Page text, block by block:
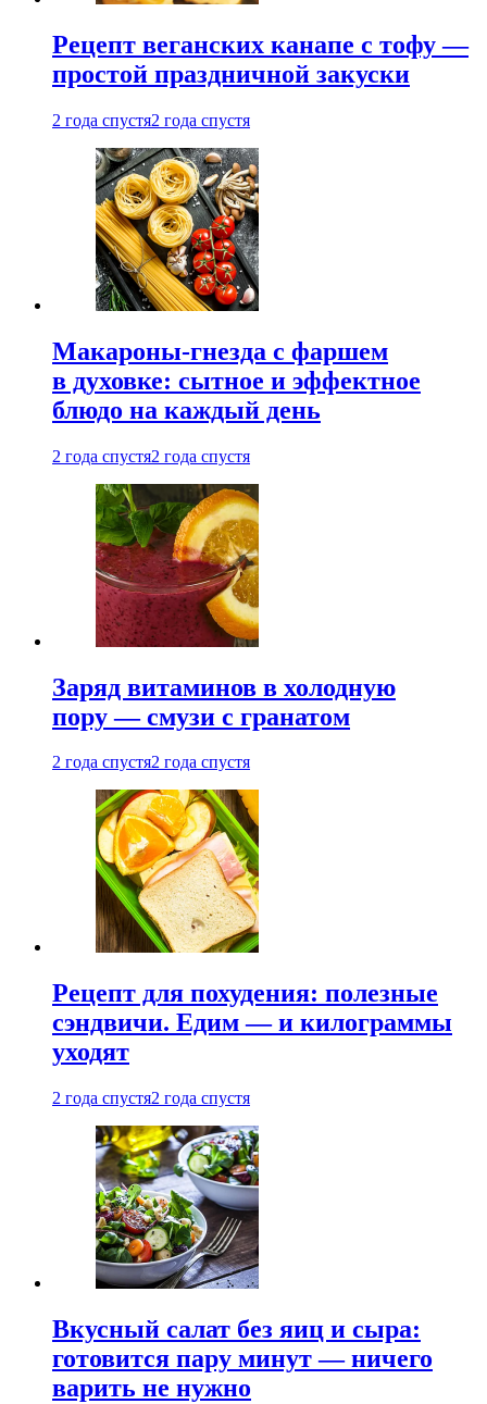
Рецепт веганских канапе с тофу —
простой праздничной закуски
2 года спустя2 года спустя
Макароны-гнезда с фаршем
в духовке: сытное и эффектное
блюдо на каждый день
2 года спустя2 года спустя
Заряд витаминов в холодную
пору — смузи с гранатом
2 года спустя2 года спустя
Рецепт для похудения: полезные
сэндвичи. Едим — и килограммы
уходят
2 года спустя2 года спустя
Вкусный салат без яиц и сыра:
готовится пару минут — ничего
варить не нужно